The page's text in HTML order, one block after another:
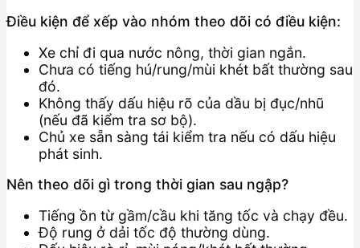
Điều kiện để xếp vào nhóm theo dõi có điều kiện:
Xe chỉ đi qua nước nông, thời gian ngắn.
Chưa có tiếng hú/rung/mùi khét bất thường sau
đó.
Không thấy dấu hiệu rõ của dầu bị đục/nhũ
(nếu đã kiểm tra sơ bộ).
Chủ xe sẵn sàng tái kiểm tra nếu có dấu hiệu
phát sinh.
Nên theo dõi gì trong thời gian sau ngập?
Tiếng ồn từ gầm/cầu khi tăng tốc và chạy đều.
Độ rung ở dải tốc độ thường dùng.